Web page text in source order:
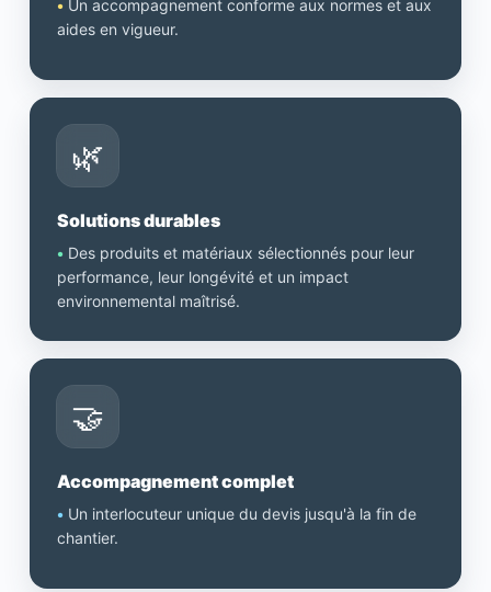
• Un accompagnement conforme aux normes et aux
aides en vigueur.
🌿
Solutions durables
• Des produits et matériaux sélectionnés pour leur
performance, leur longévité et un impact
environnemental maîtrisé.
🤝
Accompagnement complet
• Un interlocuteur unique du devis jusqu'à la fin de
chantier.